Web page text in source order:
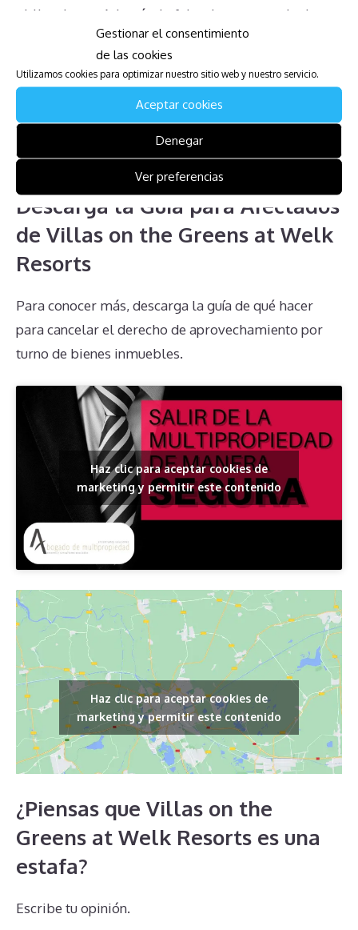
Gestionar el consentimiento
de las cookies
Utilizamos cookies para optimizar nuestro sitio web y nuestro servicio.
Aceptar cookies
Denegar
Ver preferencias
obligaciones. Además, la falta de un mercado de
reventa viable y la complejidad de la transferencia
de propiedad complican aún más las cosas. Es
crucial buscar asistencia legal y mantener una
comunicación abierta y clara con la administración
del complejo para tomar decisiones bien
informadas y evitar complicaciones adicionales.
Descarga la Guía para Afectados
de Villas on the Greens at Welk
Resorts
Para conocer más, descarga la guía de qué hacer
para cancelar el derecho de aprovechamiento por
turno de bienes inmuebles.
Haz clic para aceptar cookies de
marketing y permitir este contenido
Haz clic para aceptar cookies de
marketing y permitir este contenido
¿Piensas que Villas on the
Greens at Welk Resorts es una
estafa?
Escribe tu opinión.